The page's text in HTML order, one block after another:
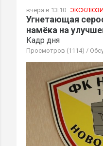
вчера в 13:10
Угнетающая
намёка на
Кадр дня
Просмотров (1114) /